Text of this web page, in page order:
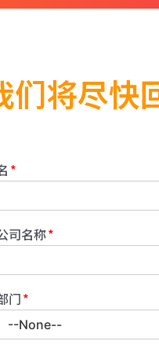
们将尽快
司名称
门